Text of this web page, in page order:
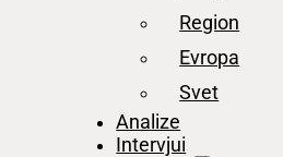
Region
Evropa
Svet
Analize
Intervjui